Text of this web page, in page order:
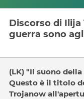
Discorso di
guerra sono
(LK) "Il suono
Questo è il titolo
Trojanow